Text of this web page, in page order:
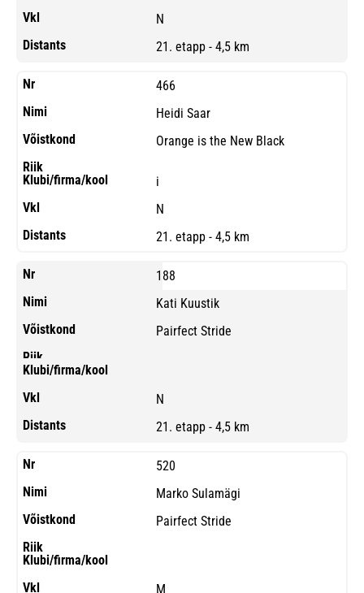
N
21. etapp - 4,5 km
466
Heidi Saar
Orange is the New Black
i
N
21. etapp - 4,5 km
188
Kati Kuustik
Pairfect Stride
N
21. etapp - 4,5 km
520
Marko Sulamägi
Pairfect Stride
M